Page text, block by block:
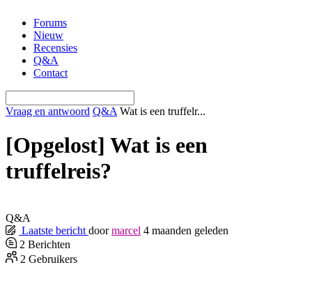
naar
inhoud
Forums
Nieuw
Recensies
Q&A
Contact
Vraag en antwoord Q&A Wat is een truffelr...
[Opgelost] Wat is een
truffelreis?
Q&A
Laatste bericht door marcel 4 maanden geleden
2 Berichten
2 Gebruikers